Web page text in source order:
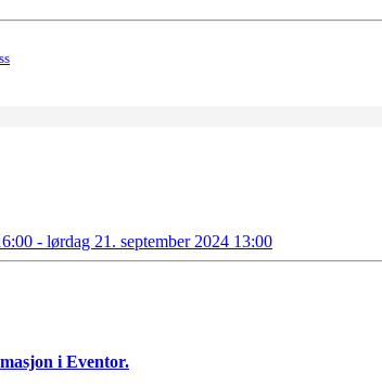
- lørdag 21. september 2024 13:00
i Eventor.